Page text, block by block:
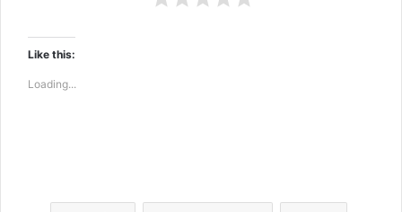
Like this:
Loading...